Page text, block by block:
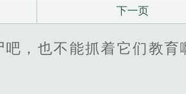
下一页
，也不能抓着它们教育